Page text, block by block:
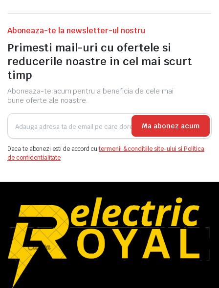
Aboneaza-te la newsletter-ul nostru
Primesti mail-uri cu ofertele si
reducerile noastre in cel mai scurt
timp
Aboneaza-te acum pentru a beneficia de cele mai
bune oferte ale noastre.
Ma abonez acum
Daca te abonezi esti de accord cutermenii &conditiile site-ului si Politica
de confidentialitate